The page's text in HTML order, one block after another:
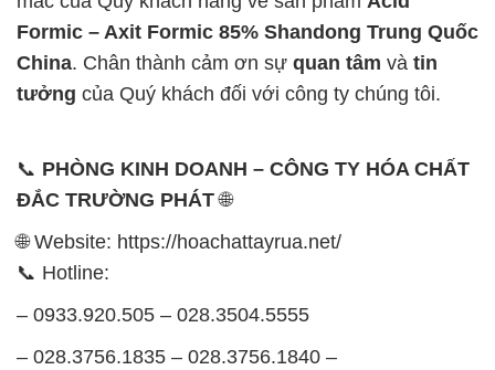
Formic – Axit Formic 85% Shandong Trung Quốc
China. Chân thành cảm ơn sự quan tâm và tin
tưởng của Quý khách đối với công ty chúng tôi.
📞 PHÒNG KINH DOANH – CÔNG TY HÓA CHẤT
ĐẮC TRƯỜNG PHÁT🌐
🌐 Website: https://hoachattayrua.net/
📞 Hotline:
– 0933.920.505 – 028.3504.5555
– 028.3756.1835 – 028.3756.1840 –